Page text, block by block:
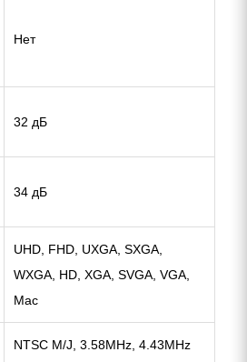
Нет
32 дБ
34 дБ
UHD, FHD, UXGA, SXGA,
WXGA, HD, XGA, SVGA, VGA,
Mac
NTSC M/J, 3.58MHz, 4.43MHz